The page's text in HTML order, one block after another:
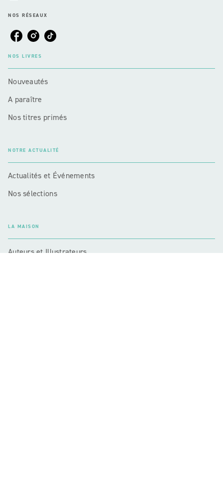
NOS RÉSEAUX
NOS LIVRES
Nouveautés
A paraître
Nos titres primés
NOTRE ACTUALITÉ
Actualités et Événements
Nos sélections
LA MAISON
Auteurs et Illustrateurs